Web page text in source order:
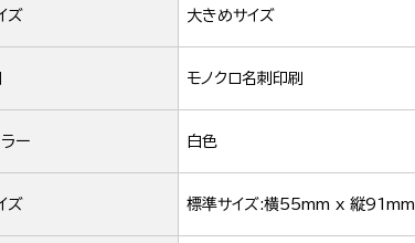
ズ 大きめサイズ
モノクロ名刺印刷
ー 白色
ズ 標準サイズ:横55mm x 縦91mm